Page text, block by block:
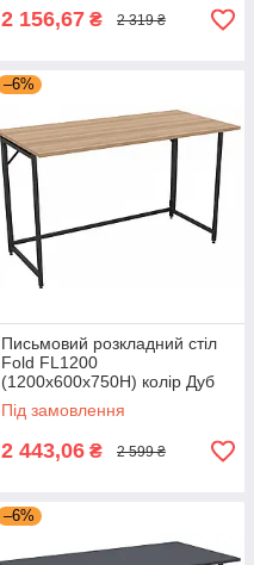
2 156,67 ₴ 2 319 ₴
–6%
Письмовий розкладний стіл
Fold FL1200
(1200х600х750Н) колір Дуб
сонома на чорному каркасі
для дому та офісу AMF
Під замовлення
2 443,06 ₴ 2 599 ₴
–6%